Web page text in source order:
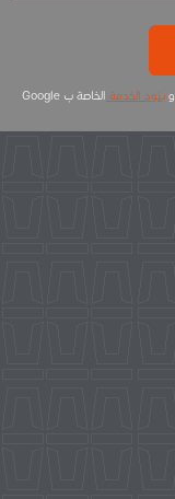
وبنود الخدمة
الخاصة ب Google